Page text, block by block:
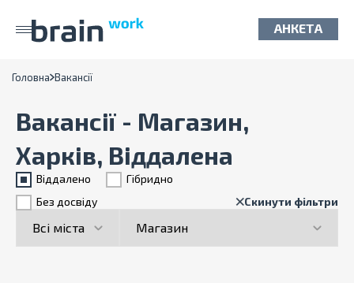
АНКЕТА
Головна Вакансії
Вакансії - Магазин,
Харків, Віддалена
Віддалено
Гiбридно
Без досвіду
Скинути фільтри